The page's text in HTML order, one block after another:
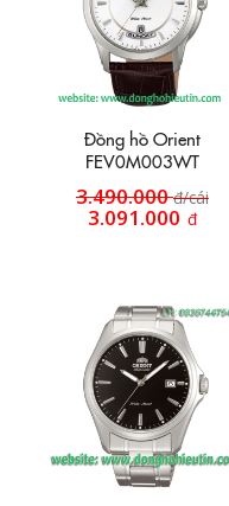
Đồng hồ Orient
FEV0M003WT
3.490.000đ/cái
3.091.000 đ